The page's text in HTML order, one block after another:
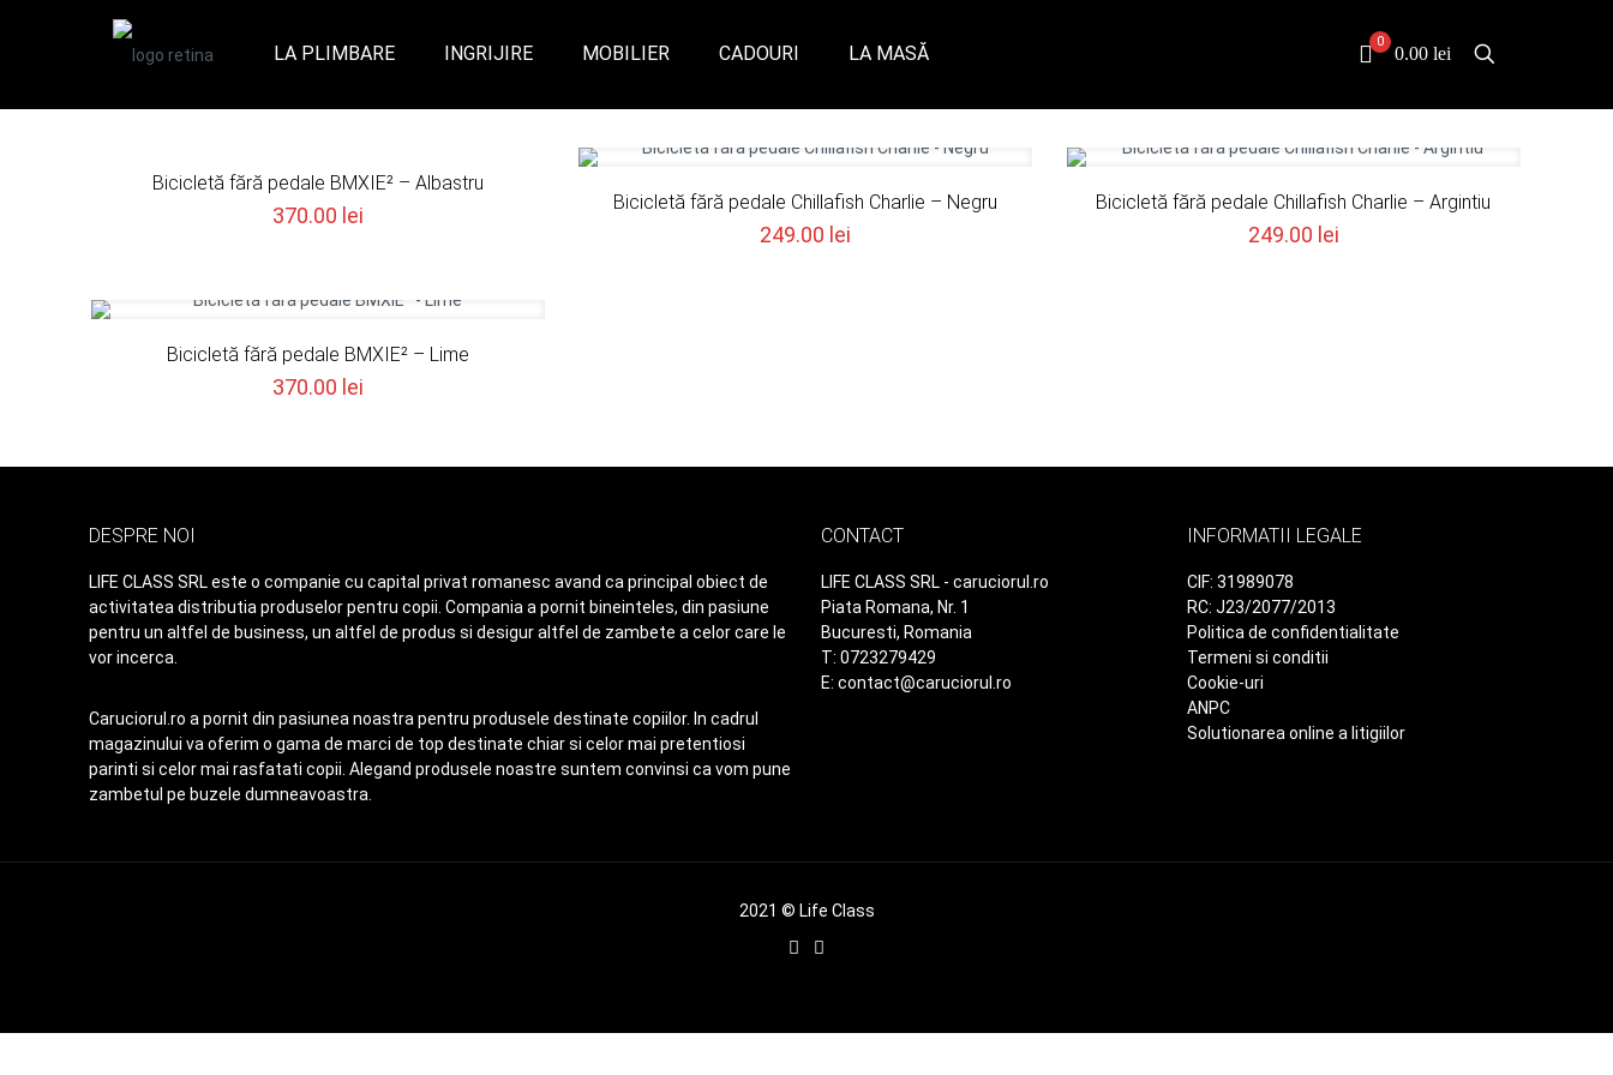
LA PLIMBARE INGRIJIRE MOBILIER CADOURI LA MASĂ
0
0.00 lei
Bicicletă fără pedale BMXIE² – Albastru
370.00 lei
Bicicletă fără pedale Chillafish Charlie – Negru
249.00 lei
Bicicletă fără pedale Chillafish Charlie – Argintiu
249.00 lei
Bicicletă fără pedale BMXIE² – Lime
370.00 lei
DESPRE NOI
LIFE CLASS SRL este o companie cu capital privat romanesc avand ca principal obiect de
activitatea distributia produselor pentru copii. Compania a pornit bineinteles, din pasiune
pentru un altfel de business, un altfel de produs si desigur altfel de zambete a celor care le
vor incerca.
Caruciorul.ro a pornit din pasiunea noastra pentru produsele destinate copiilor. In cadrul
magazinului va oferim o gama de marci de top destinate chiar si celor mai pretentiosi
parinti si celor mai rasfatati copii. Alegand produsele noastre suntem convinsi ca vom pune
zambetul pe buzele dumneavoastra.
CONTACT
LIFE CLASS SRL - caruciorul.ro
Piata Romana, Nr. 1
Bucuresti, Romania
T: 0723279429
E: contact@caruciorul.ro
INFORMATII LEGALE
CIF: 31989078
RC: J23/2077/2013
Politica de confidentialitate
Termeni si conditii
Cookie-uri
ANPC
Solutionarea online a litigiilor
2021 © Life Class